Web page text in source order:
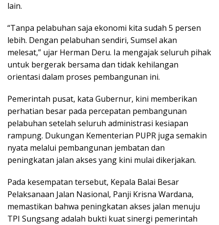
lain.
“Tanpa pelabuhan saja ekonomi kita sudah 5 persen
lebih. Dengan pelabuhan sendiri, Sumsel akan
melesat,” ujar Herman Deru. Ia mengajak seluruh pihak
untuk bergerak bersama dan tidak kehilangan
orientasi dalam proses pembangunan ini.
Pemerintah pusat, kata Gubernur, kini memberikan
perhatian besar pada percepatan pembangunan
pelabuhan setelah seluruh administrasi kesiapan
rampung. Dukungan Kementerian PUPR juga semakin
nyata melalui pembangunan jembatan dan
peningkatan jalan akses yang kini mulai dikerjakan.
Pada kesempatan tersebut, Kepala Balai Besar
Pelaksanaan Jalan Nasional, Panji Krisna Wardana,
memastikan bahwa peningkatan akses jalan menuju
TPI Sungsang adalah bukti kuat sinergi pemerintah